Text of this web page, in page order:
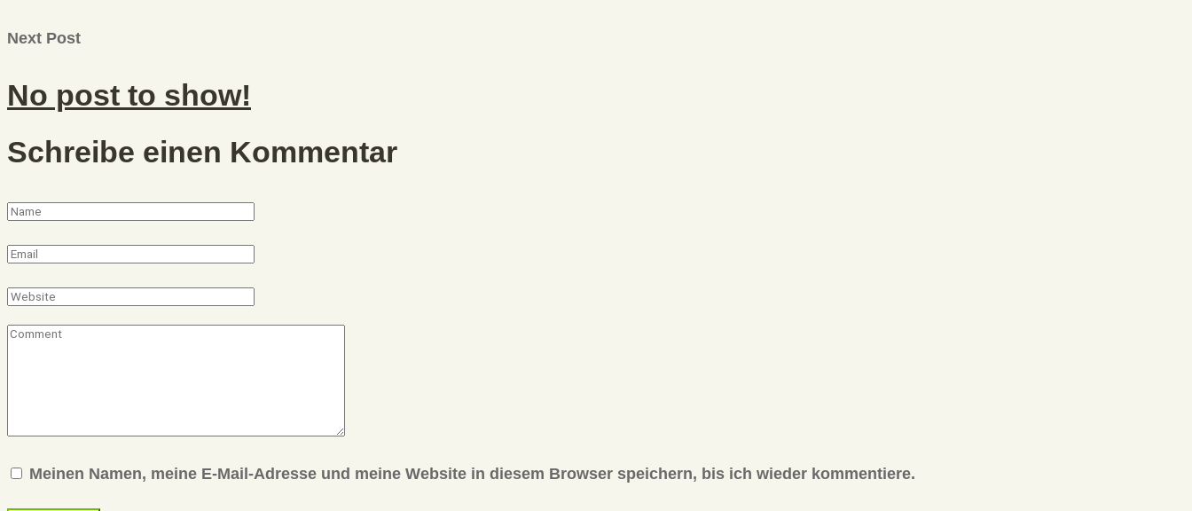
Next Post
No post to show!
Schreibe einen Kommentar
Meinen Namen, meine E-Mail-Adresse und meine Website in diesem Browser speichern, bis ich wieder kommentiere.